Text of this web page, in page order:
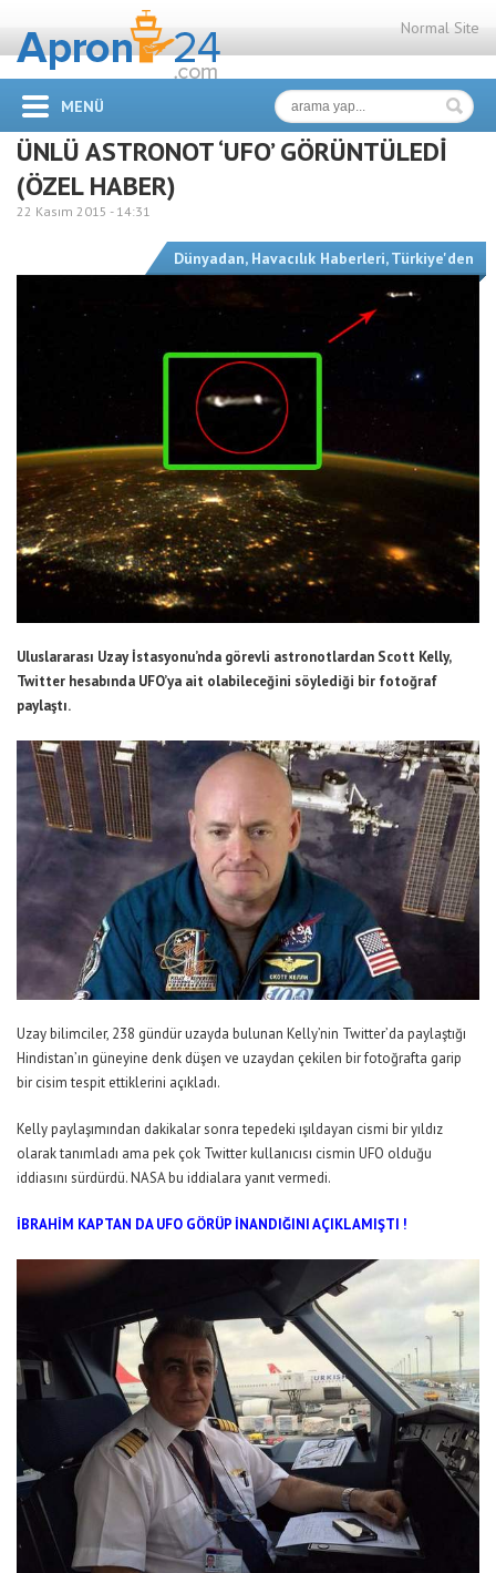
Normal Site
MENÜ
ÜNLÜ ASTRONOT ‘UFO’ GÖRÜNTÜLEDİ
(ÖZEL HABER)
22 Kasım 2015 - 14:31
Dünyadan, Havacılık Haberleri,Türkiye'den
Uluslararası Uzay İstasyonu’nda görevli astronotlardan Scott Kelly,
Twitter hesabında UFO’ya ait olabileceğini söylediği bir fotoğraf
paylaştı.
Uzay bilimciler, 238 gündür uzayda bulunan Kelly’nin Twitter’da paylaştığı
Hindistan’ın güneyine denk düşen ve uzaydan çekilen bir fotoğrafta garip
bir cisim tespit ettiklerini açıkladı.
Kelly paylaşımından dakikalar sonra tepedeki ışıldayan cismi bir yıldız
olarak tanımladı ama pek çok Twitter kullanıcısı cismin UFO olduğu
iddiasını sürdürdü. NASA bu iddialara yanıt vermedi.
İBRAHİM KAPTAN DA UFO GÖRÜP İNANDIĞINI AÇIKLAMIŞTI !